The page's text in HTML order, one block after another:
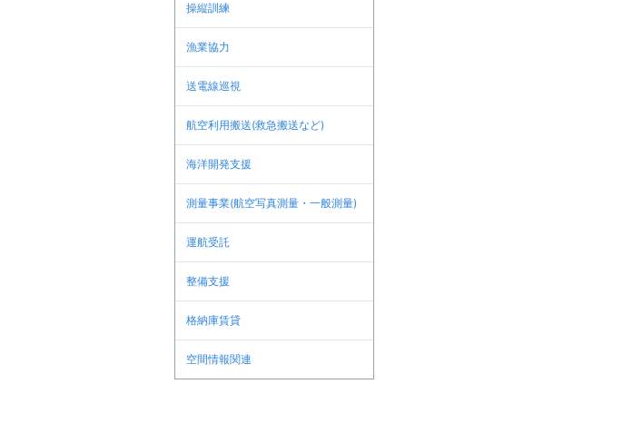
操縦訓練
漁業協力
送電線巡視
航空利用搬送(救急搬送など)
海洋開発支援
測量事業(航空写真測量・一般測量)
運航受託
整備支援
格納庫賃貸
空間情報関連